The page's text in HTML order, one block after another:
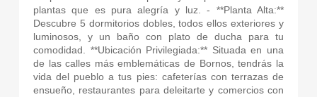
plantas que es pura alegría y luz. - **Planta Alta:**
Descubre 5 dormitorios dobles, todos ellos exteriores y
luminosos, y un baño con plato de ducha para tu
comodidad. **Ubicación Privilegiada:** Situada en una
de las calles más emblemáticas de Bornos, tendrás la
vida del pueblo a tus pies: cafeterías con terrazas de
ensueño, restaurantes para deleitarte y comercios con